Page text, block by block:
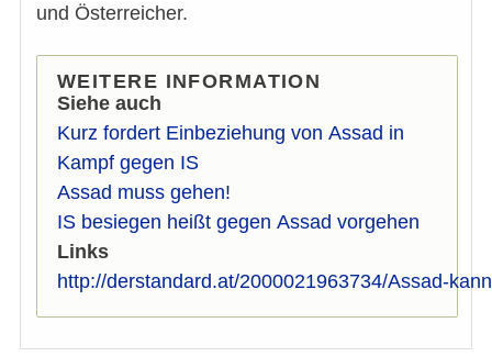
und Österreicher.
WEITERE INFORMATION
Siehe auch
Kurz fordert Einbeziehung von Assad in
Kampf gegen IS
Assad muss gehen!
IS besiegen heißt gegen Assad vorgehen
Links
http://derstandard.at/2000021963734/Assad-